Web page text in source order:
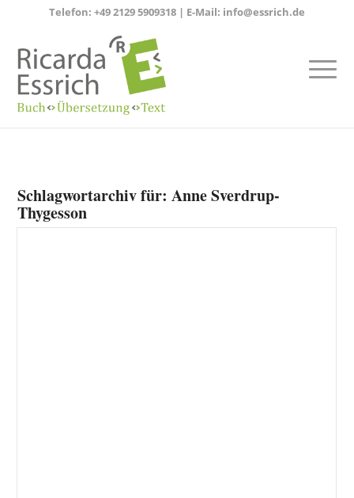
Telefon: +49 2129 5909318 | E-Mail: info@essrich.de
Schlagwortarchiv für:Anne Sverdrup-
Thygesson